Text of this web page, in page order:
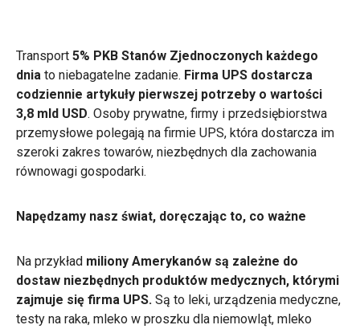
Transport 5% PKB Stanów Zjednoczonych każdego
dnia to niebagatelne zadanie. Firma UPS dostarcza
codziennie artykuły pierwszej potrzeby o wartości
3,8 mld USD. Osoby prywatne, firmy i przedsiębiorstwa
przemysłowe polegają na firmie UPS, która dostarcza im
szeroki zakres towarów, niezbędnych dla zachowania
równowagi gospodarki.
Napędzamy nasz świat, doręczając to, co ważne
Na przykład miliony Amerykanów są zależne do
dostaw niezbędnych produktów medycznych, którymi
zajmuje się firma UPS. Są to leki, urządzenia medyczne,
testy na raka, mleko w proszku dla niemowląt, mleko